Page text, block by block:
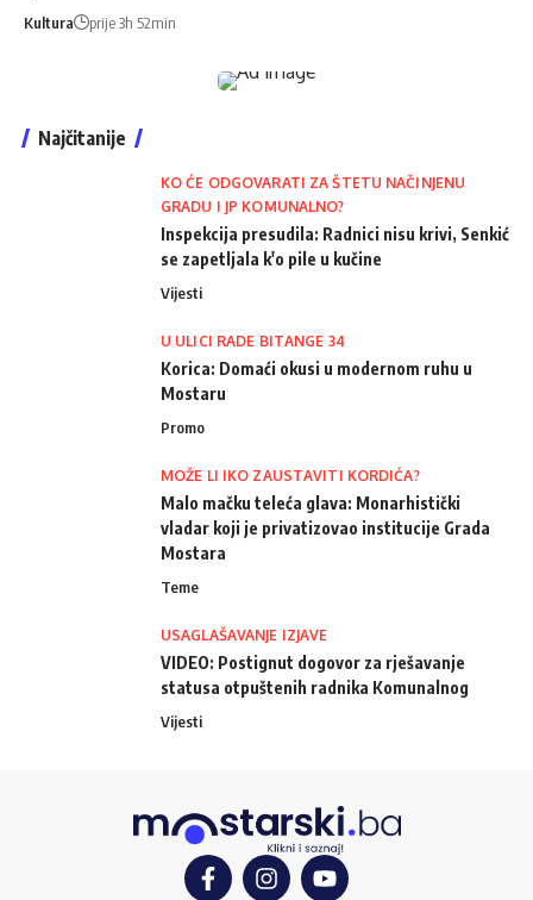
Kultura prije 3h 52min
Najčitanije
KO ĆE ODGOVARATI ZA ŠTETU NAČINJENU
GRADU I JP KOMUNALNO?
Inspekcija presudila: Radnici nisu krivi, Senkić
se zapetljala k'o pile u kučine
Vijesti
U ULICI RADE BITANGE 34
Korica: Domaći okusi u modernom ruhu u
Mostaru
Promo
MOŽE LI IKO ZAUSTAVITI KORDIĆA?
Malo mačku teleća glava: Monarhistički
vladar koji je privatizovao institucije Grada
Mostara
Teme
USAGLAŠAVANJE IZJAVE
VIDEO: Postignut dogovor za rješavanje
statusa otpuštenih radnika Komunalnog
Vijesti